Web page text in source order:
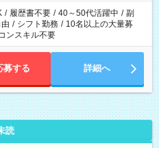
/ 履歴書不要 / 40～50代活躍中 / 副
/ シフト勤務 / 10名以上の大量募
ンスキル不要
募する 詳細へ
読